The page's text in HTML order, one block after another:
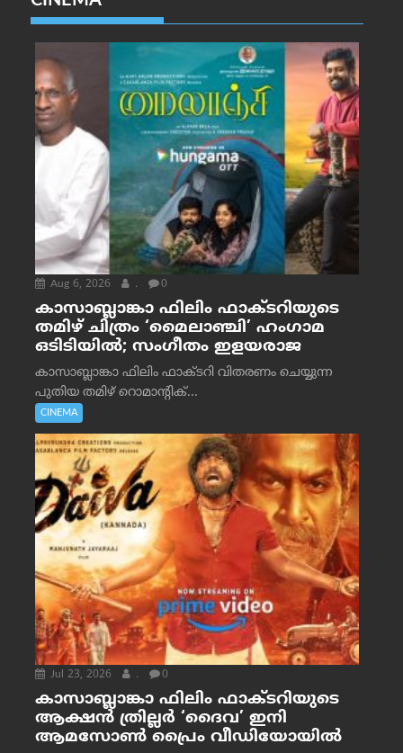
Aug 6, 2026 . 0
കാസാബ്ലാങ്കാ ഫിലിം ഫാക്ടറിയുടെ
തമിഴ് ചിത്രം ‘മൈലാഞ്ചി’ ഹംഗാമ
ഒടിടിയിൽ; സംഗീതം ഇളയരാജ
കാസാബ്ലാങ്കാ ഫിലിം ഫാക്ടറി വിതരണം ചെയ്യുന്ന
പുതിയ തമിഴ് റൊമാന്റിക്...
CINEMA
Jul 23, 2026 . 0
കാസാബ്ലാങ്കാ ഫിലിം ഫാക്ടറിയുടെ
ആക്ഷൻ ത്രില്ലർ ‘ദൈവ’ ഇനി
ആമസോൺ പ്രൈം വീഡിയോയിൽ